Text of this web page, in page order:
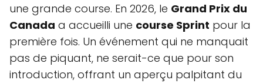
une grande course. En 2026, le Grand Prix du
Canada a accueilli une course Sprint pour la
première fois. Un événement qui ne manquait
pas de piquant, ne serait-ce que pour son
introduction, offrant un aperçu palpitant du